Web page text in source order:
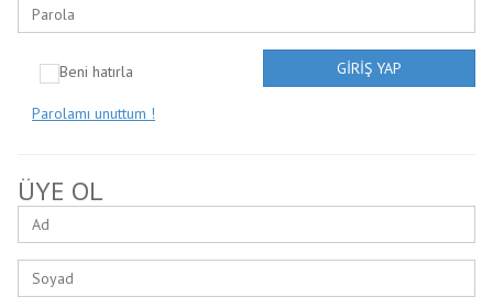
Beni hatırla
Parolamı unuttum !
GİRİŞ YAP
ÜYE OL